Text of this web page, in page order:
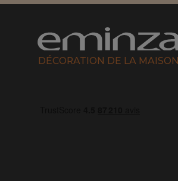
DÉCORATION DE LA MAISON